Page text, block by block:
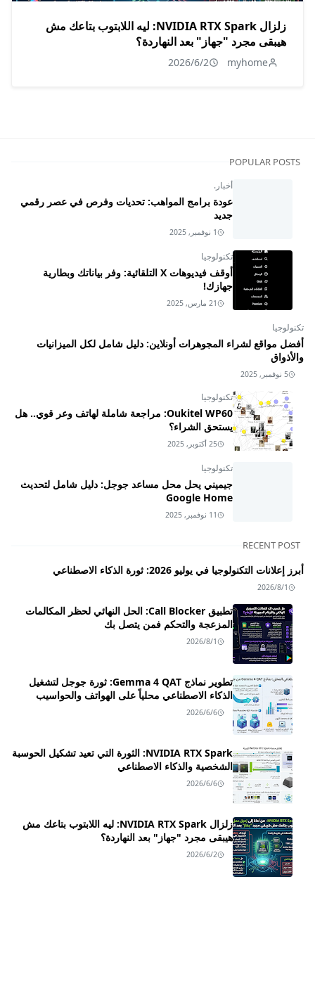
زلزال NVIDIA RTX Spark: ليه اللابتوب بتاعك مش
هيبقى مجرد "جهاز" بعد النهاردة؟
myhome
2026/6/2
POPULAR POSTS
أخبار.
عودة برامج المواهب: تحديات وفرص في عصر رقمي
جديد
1 نوفمبر, 2025
تكنولوجيا
أوقف فيديوهات X التلقائية: وفر بياناتك وبطارية
جهازك!
21 مارس, 2025
تكنولوجيا
أفضل مواقع لشراء المجوهرات أونلاين: دليل شامل لكل الميزانيات
والأذواق
5 نوفمبر, 2025
تكنولوجيا
Oukitel WP60: مراجعة شاملة لهاتف وعر قوي.. هل
يستحق الشراء؟
25 أكتوبر, 2025
تكنولوجيا
جيميني يحل محل مساعد جوجل: دليل شامل لتحديث
Google Home
11 نوفمبر, 2025
RECENT POST
أبرز إعلانات التكنولوجيا في يوليو 2026: ثورة الذكاء الاصطناعي
2026/8/1
تطبيق Call Blocker: الحل النهائي لحظر المكالمات
المزعجة والتحكم فمن يتصل بك
2026/8/1
تطوير نماذج Gemma 4 QAT: ثورة جوجل لتشغيل
الذكاء الاصطناعي محلياً على الهواتف والحواسيب
2026/6/6
NVIDIA RTX Spark: الثورة التي تعيد تشكيل الحوسبة
الشخصية والذكاء الاصطناعي
2026/6/6
زلزال NVIDIA RTX Spark: ليه اللابتوب بتاعك مش
هيبقى مجرد "جهاز" بعد النهاردة؟
2026/6/2